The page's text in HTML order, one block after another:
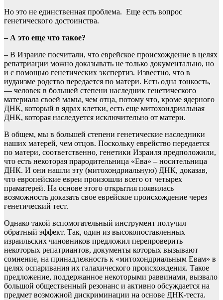
Но это не единственная проблема. Еще есть вопрос
генетического достоинства.
– А это еще что такое?
– В Израиле посчитали, что еврейское происхождение в целях
репатриации можно доказывать не только документально, но
и с помощью генетических экспертиз. Известно, что в
иудаизме родство передается по матери. Есть одна тонкость,
— человек в большей степени наследник генетического
материала своей мамы, чем отца, потому что, кроме ядерного
ДНК, который в ядрах клетки, есть еще митохондриальная
ДНК, которая наследуется исключительно от матери.
В общем, мы в большей степени генетические наследники
наших матерей, чем отцов. Поскольку еврейство передается
по матери, соответственно, генетики Израиля предположили,
что есть некоторая прародительница «Ева» – носительница
ДНК. И они нашли эту (митохондриальную) ДНК, доказав,
что европейские евреи произошли всего от четырех
праматерей. На основе этого открытия появилась
возможность доказать свое еврейское происхождение через
генетический тест.
Однако такой вспомогательный инструмент получил
обратный эффект. Так, один из высокопоставленных
израильских чиновников предложил перепроверить
некоторых репатриантов, документы которых вызывают
сомнение, на принадлежность к «митохондриальным Евам» в
целях оспаривания их галахического происхождения. Такое
предложение, поддержанное некоторыми раввинами, вызвало
большой общественный резонанс и активно обсуждается на
предмет возможной дискриминации на основе ДНК-теста.